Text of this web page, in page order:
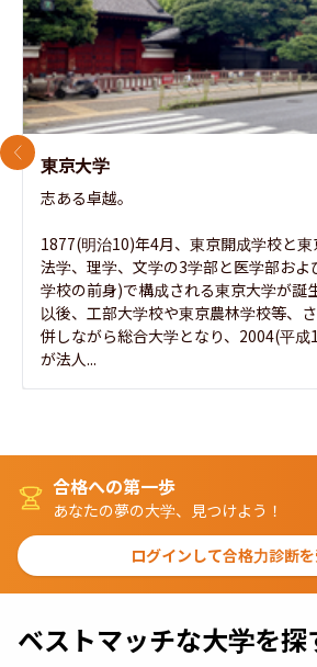
東京大学
志ある卓越。
1877(明治10)年4月、東京開成学校と東
法学、理学、文学の3学部と医学部お
学校の前身)で構成される東京大学が誕
以後、工部大学校や東京農林学校等、
併しながら総合大学となり、2004(平
が法人...
前のスライド
合格への第一歩
あなたの夢の大学、見つけよう！
ログインして合格力診断
ベストマッチな大学を探